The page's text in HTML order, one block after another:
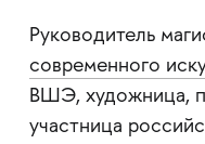
Руководитель
современного
ВШЭ, художница,
участница